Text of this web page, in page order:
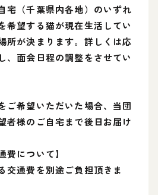
宅（千葉県内各地）のいずれ
希望する猫が現在生活してい
所が決まります。詳しくは応
、面会日程の調整をさせてい
ご希望いただいた場合、当団
者様のご自宅まで後日お届け
費について】
交通費を別途ご負担頂きま